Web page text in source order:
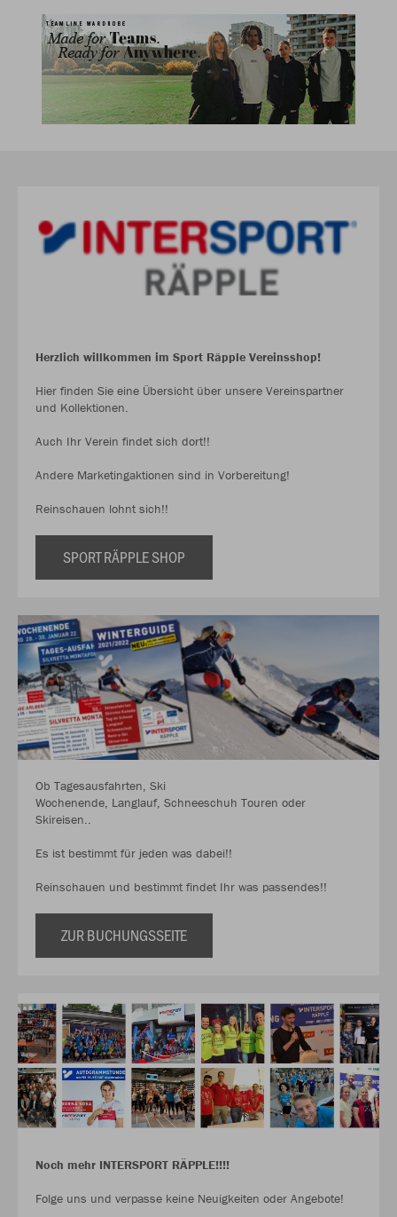
Herzlich willkommen im Sport Räpple Vereinsshop!
Hier finden Sie eine Übersicht über unsere Vereinspartner
und Kollektionen.
Auch Ihr Verein findet sich dort!!
Andere Marketingaktionen sind in Vorbereitung!
Reinschauen lohnt sich!!
SPORT RÄPPLE SHOP
Ob Tagesausfahrten, Ski
Wochenende, Langlauf, Schneeschuh Touren oder
Skireisen..
Es ist bestimmt für jeden was dabei!!
Reinschauen und bestimmt findet Ihr was passendes!!
ZUR BUCHUNGSSEITE
Noch mehr INTERSPORT RÄPPLE!!!!
Folge uns und verpasse keine Neuigkeiten oder Angebote!